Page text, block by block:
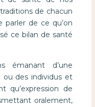
de chacun
de ce qu’on
ce bilan de santé
émanant d’une
ou des individus et
de
oralement,